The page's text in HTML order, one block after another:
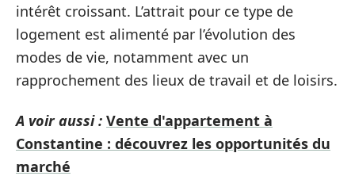
intérêt croissant. L’attrait pour ce type de
logement est alimenté par l’évolution des
modes de vie, notamment avec un
rapprochement des lieux de travail et de loisirs.
A voir aussi : Vente d'appartement à
Constantine : découvrez les opportunités du
marché